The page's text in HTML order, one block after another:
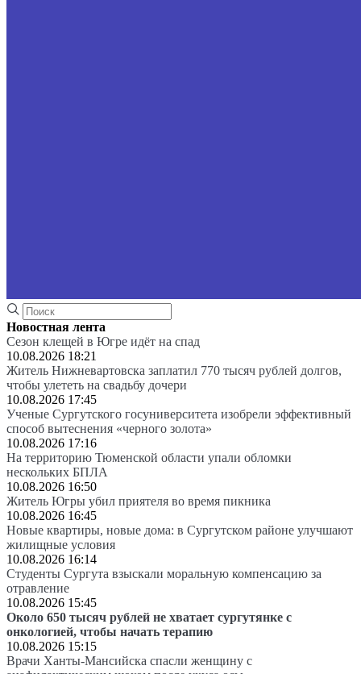
Новостная лента
Сезон клещей в Югре идёт на спад
10.08.2026 18:21
Житель Нижневартовска заплатил 770 тысяч рублей долгов,
чтобы улететь на свадьбу дочери
10.08.2026 17:45
Ученые Сургутского госуниверситета изобрели эффективный
способ вытеснения «черного золота»
10.08.2026 17:16
На территорию Тюменской области упали обломки
нескольких БПЛА
10.08.2026 16:50
Житель Югры убил приятеля во время пикника
10.08.2026 16:45
Новые квартиры, новые дома: в Сургутском районе улучшают
жилищные условия
10.08.2026 16:14
Студенты Сургута взыскали моральную компенсацию за
отравление
10.08.2026 15:45
Около 650 тысяч рублей не хватает сургутянке с
онкологией, чтобы начать терапию
10.08.2026 15:15
Врачи Ханты-Мансийска спасли женщину с